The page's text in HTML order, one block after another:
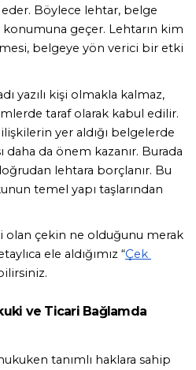
Böylece lehtar, belge
geçer. Lehtarın kim
belgeye yön verici bir etki
yazılı kişi olmakla kalmaz,
taraf olarak kabul edilir.
yer aldığı belgelerde
daha da önem kazanır. Burada
lehtara borçlanır. Bu
temel yapı taşlarından
olan çekin ne olduğunu merak
ele aldığımız “Çek
ve Ticari Bağlamda
tanımlı haklara sahip